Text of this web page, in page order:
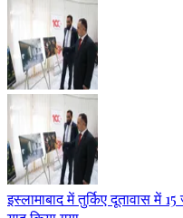
इस्लामाबाद में तुर्किए दूतावास में